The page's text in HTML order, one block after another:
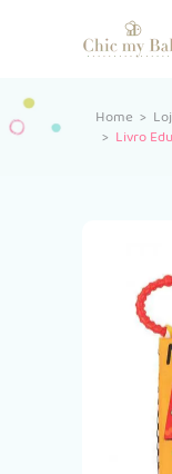
Home >
> Livro